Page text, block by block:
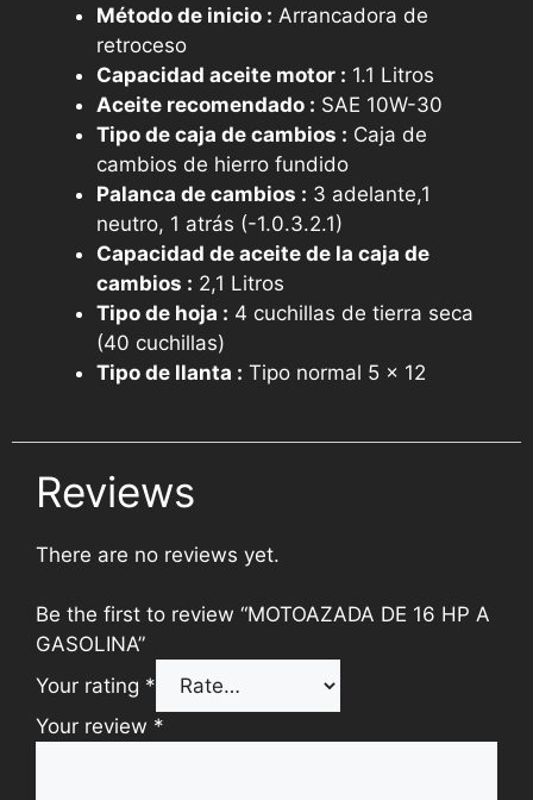
Método de inicio : Arrancadora de
retroceso
Capacidad aceite motor : 1.1 Litros
Aceite recomendado : SAE 10W-30
Tipo de caja de cambios : Caja de
cambios de hierro fundido
Palanca de cambios : 3 adelante,1
neutro, 1 atrás (-1.0.3.2.1)
Capacidad de aceite de la caja de
cambios : 2,1 Litros
Tipo de hoja : 4 cuchillas de tierra seca
(40 cuchillas)
Tipo de llanta : Tipo normal 5 x 12
Reviews
There are no reviews yet.
Be the first to review “MOTOAZADA DE 16 HP A
GASOLINA”
Your rating *
Your review *